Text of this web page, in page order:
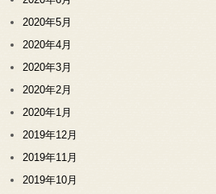
2020年5月
2020年4月
2020年3月
2020年2月
2020年1月
2019年12月
2019年11月
2019年10月